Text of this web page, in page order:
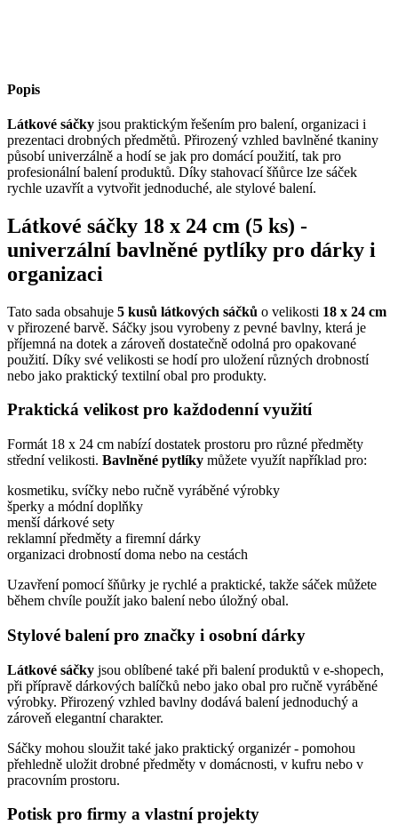
Popis
Látkové sáčky jsou praktickým řešením pro balení, organizaci i
prezentaci drobných předmětů. Přirozený vzhled bavlněné tkaniny
působí univerzálně a hodí se jak pro domácí použití, tak pro
profesionální balení produktů. Díky stahovací šňůrce lze sáček
rychle uzavřít a vytvořit jednoduché, ale stylové balení.
Látkové sáčky 18 x 24 cm (5 ks) -
univerzální bavlněné pytlíky pro dárky i
organizaci
Tato sada obsahuje 5 kusů látkových sáčků o velikosti 18 x 24 cm
v přirozené barvě. Sáčky jsou vyrobeny z pevné bavlny, která je
příjemná na dotek a zároveň dostatečně odolná pro opakované
použití. Díky své velikosti se hodí pro uložení různých drobností
nebo jako praktický textilní obal pro produkty.
Praktická velikost pro každodenní využití
Formát 18 x 24 cm nabízí dostatek prostoru pro různé předměty
střední velikosti. Bavlněné pytlíky můžete využít například pro:
kosmetiku, svíčky nebo ručně vyráběné výrobky
šperky a módní doplňky
menší dárkové sety
reklamní předměty a firemní dárky
organizaci drobností doma nebo na cestách
Uzavření pomocí šňůrky je rychlé a praktické, takže sáček můžete
během chvíle použít jako balení nebo úložný obal.
Stylové balení pro značky i osobní dárky
Látkové sáčky jsou oblíbené také při balení produktů v e-shopech,
při přípravě dárkových balíčků nebo jako obal pro ručně vyráběné
výrobky. Přirozený vzhled bavlny dodává balení jednoduchý a
zároveň elegantní charakter.
Sáčky mohou sloužit také jako praktický organizér - pomohou
přehledně uložit drobné předměty v domácnosti, v kufru nebo v
pracovním prostoru.
Potisk pro firmy a vlastní projekty